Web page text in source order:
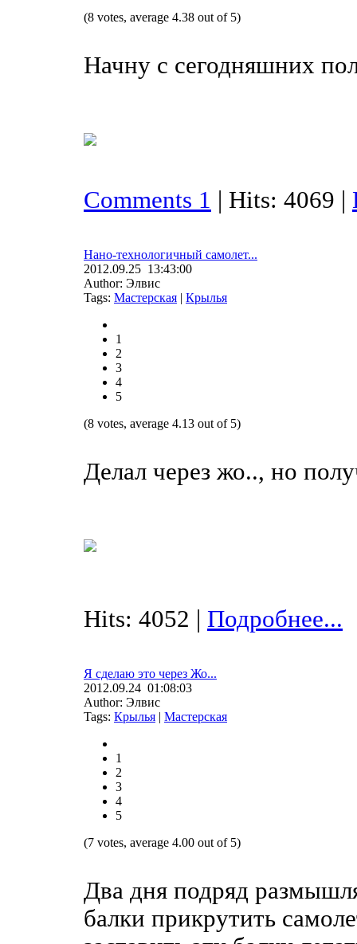
(8 votes, average 4.38 out of 5)
Начну с сегодняшних
Comments 1 | Hits: 4069 |
Нано-технологичный самолет...
2012.09.25 13:43:00
Author: Элвис
Tags: Мастерская | Крылья
1
2
3
4
5
(8 votes, average 4.13 out of 5)
Делал через жо.., но
Hits: 4052 | Подробнее...
Я сделаю это через Жо...
2012.09.24 01:08:03
Author: Элвис
Tags: Крылья | Мастерская
1
2
3
4
5
(7 votes, average 4.00 out of 5)
Два дня подряд
балки прикрутить